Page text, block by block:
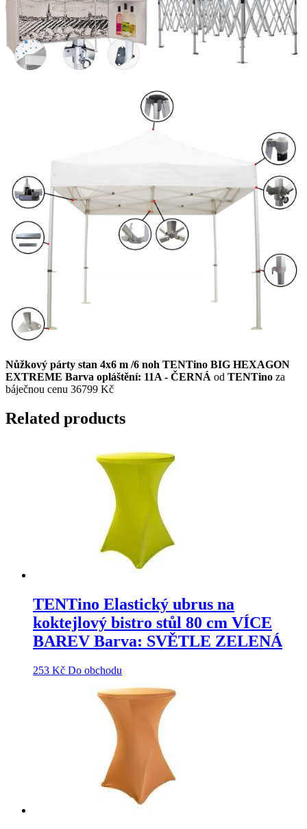
Nůžkový párty stan 4x6 m /6 noh TENTino BIG HEXAGON
EXTREME Barva opláštění: 11A - ČERNÁ od TENTino za
báječnou cenu 36799 Kč
Related products
TENTino Elastický ubrus na
koktejlový bistro stůl 80 cm VÍCE
BAREV Barva: SVĚTLE ZELENÁ
253 Kč Do obchodu